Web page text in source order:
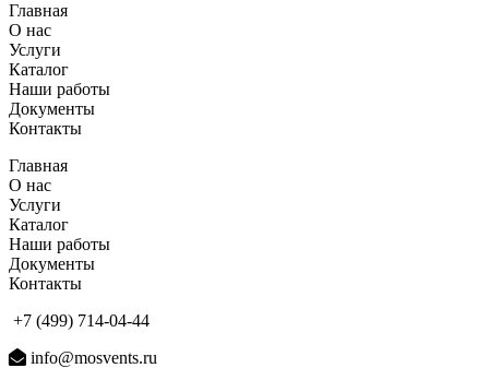
Главная
О нас
Услуги
Каталог
Наши работы
Документы
Контакты
Главная
О нас
Услуги
Каталог
Наши работы
Документы
Контакты
+7 (499) 714-04-44
info@mosvents.ru